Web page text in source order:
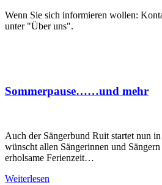
Wenn Sie sich informieren wollen:
unter "Über uns".
Sommerpause……und mehr
Auch der Sängerbund Ruit startet nun
wünscht allen Sängerinnen und
erholsame Ferienzeit…
Weiterlesen